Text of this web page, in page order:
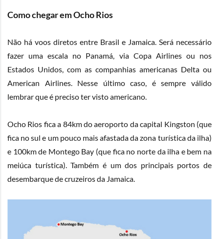
Como chegar em Ocho Rios
Não há voos diretos entre Brasil e Jamaica. Será necessário
fazer uma escala no Panamá, via Copa Airlines ou nos
Estados Unidos, com as companhias americanas Delta ou
American Airlines. Nesse último caso, é sempre válido
lembrar que é preciso ter visto americano.
Ocho Rios fica a 84km do aeroporto da capital Kingston (que
fica no sul e um pouco mais afastada da zona turística da ilha)
e 100km de Montego Bay (que fica no norte da ilha e bem na
meiúca turística). Também é um dos principais portos de
desembarque de cruzeiros da Jamaica.